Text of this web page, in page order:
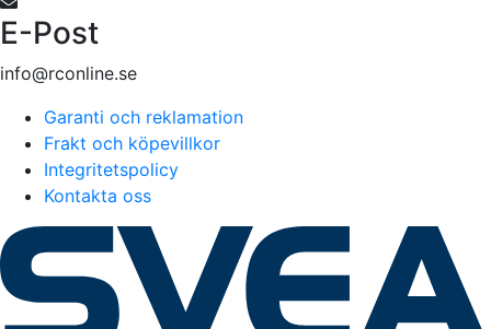
E-Post
info@rconline.se
Garanti och reklamation
Frakt och köpevillkor
Integritetspolicy
Kontakta oss